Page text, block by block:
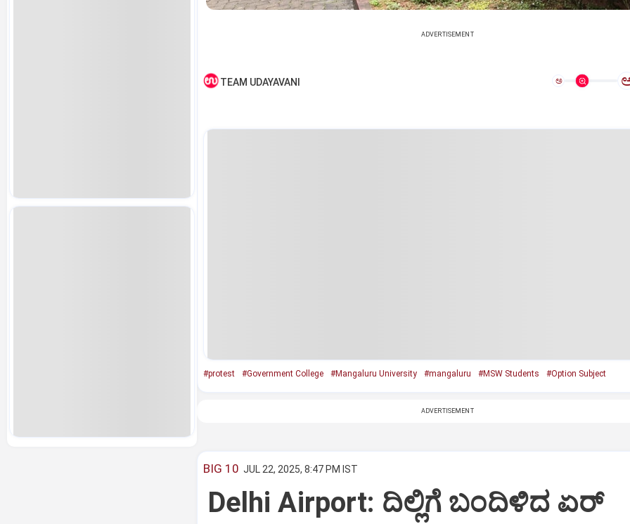
ADVERTISEMENT
TEAM UDAYAVANI ಅ
#protest #Government College #Mangaluru University #mangaluru #MSW Students #Option Subject
ADVERTISEMENT
BIG 10 JUL 22, 2025, 8:47 PM IST
Delhi Airport: ದಿಲ್ಲಿಗೆ ಬಂದಿಳಿದ ಏರ್‌